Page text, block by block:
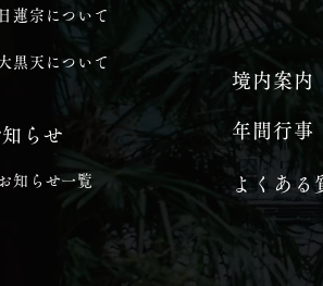
蓮宗について
黒天について
境内案内
年間行事
よくある
知らせ
知らせ一覧